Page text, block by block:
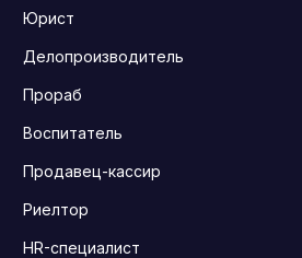
Юрист
Делопроизводитель
Прораб
Воспитатель
Продавец-кассир
Риелтор
HR-специалист